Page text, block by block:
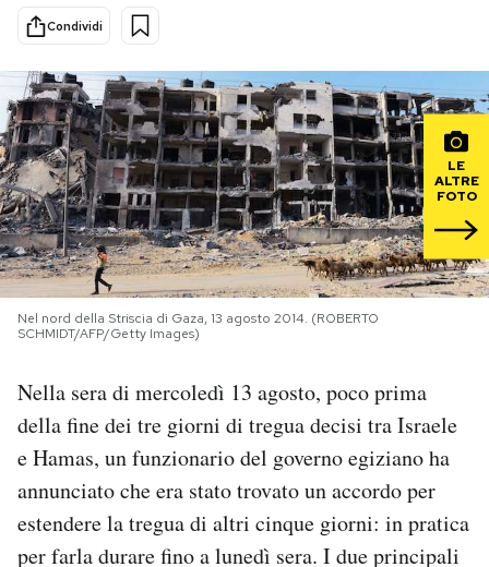
Economia
PODCAST
NEWSLETTER
I MIEI PREFERITI
CALENDARIO
Area Personale
Condividi
LE
ALTRE
FOTO
Nel nord della Striscia di Gaza, 13 agosto 2014. (ROBERTO
SCHMIDT/AFP/Getty Images)
Nella sera di mercoledì 13 agosto, poco prima
della fine dei tre giorni di tregua decisi tra Israele
e Hamas, un funzionario del governo egiziano ha
annunciato che era stato trovato un accordo per
estendere la tregua di altri cinque giorni: in pratica
per farla durare fino a lunedì sera. I due principali